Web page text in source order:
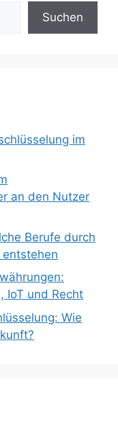
Suchen
im
an den Nutzer
Berufe durch
IoT und Recht
Wie